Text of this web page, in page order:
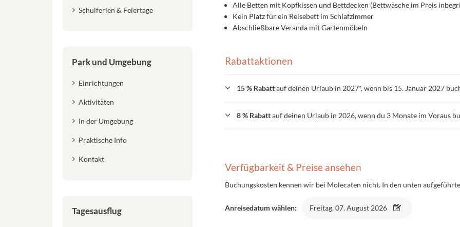
Alle Betten mit Kopfkissen und Bettdecken (Bettwäsche im Preis
Kein Platz für ein Reisebett im Schlafzimmer
Abschließbare Veranda mit Gartenmöbeln
Rabattaktionen
15 % Rabattauf deinen Urlaub in 2027*, wenn bis 15. Januar 2027
8 % Rabattauf deinen Urlaub in 2026, wenn du 3 Monate im Voraus
Verfügbarkeit & Preise ansehen
Buchungskosten kennen wir bei Molecaten nicht. In den unten
Anreisedatum wählen: Freitag, 07. August 2026
Schulferien & Feiertage
Park und Umgebung
Einrichtungen
Aktivitäten
In der Umgebung
Praktische Info
Kontakt
Tagesausflug